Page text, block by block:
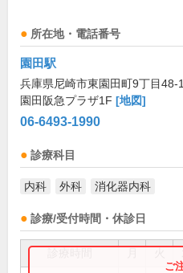
所在地・電話番号
園田駅
兵庫県尼崎市東園田町9丁目48-1
園田阪急プラザ1F [地図]
06-6493-1990
診療科目
内科 外科 消化器内科
診療/受付時間・休診日